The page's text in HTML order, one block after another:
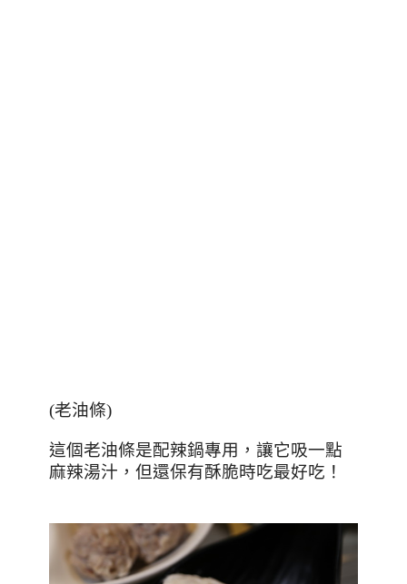
(老油條)
這個老油條是配辣鍋專用，讓它吸一點
麻辣湯汁，但還保有酥脆時吃最好吃！